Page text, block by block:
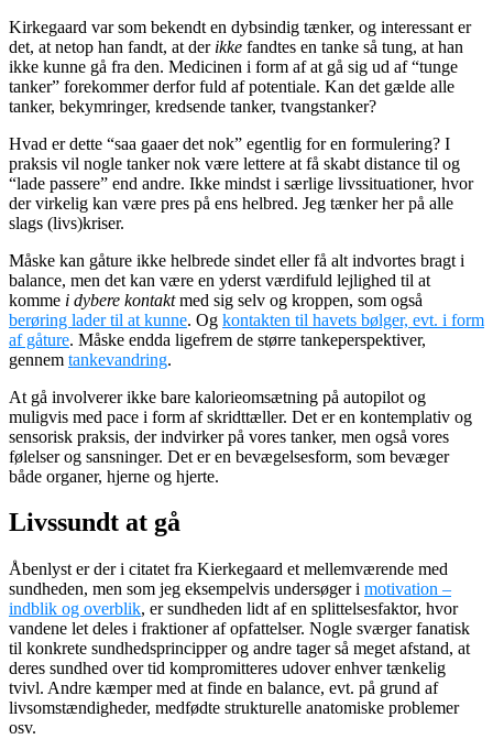
Kirkegaard var som bekendt en dybsindig tænker, og interessant er
det, at netop han fandt, at der ikke fandtes en tanke så tung, at han
ikke kunne gå fra den. Medicinen i form af at gå sig ud af “tunge
tanker” forekommer derfor fuld af potentiale. Kan det gælde alle
tanker, bekymringer, kredsende tanker, tvangstanker?
Hvad er dette “saa gaaer det nok” egentlig for en formulering? I
praksis vil nogle tanker nok være lettere at få skabt distance til og
“lade passere” end andre. Ikke mindst i særlige livssituationer, hvor
der virkelig kan være pres på ens helbred. Jeg tænker her på alle
slags (livs)kriser.
Måske kan gåture ikke helbrede sindet eller få alt indvortes bragt i
balance, men det kan være en yderst værdifuld lejlighed til at
komme i dybere kontaktmed sig selv og kroppen, som også
berøring lader til at kunne. Og kontakten til havets bølger, evt. i form
af gåture. Måske endda ligefrem de større tankeperspektiver,
gennem tankevandring.
At gå involverer ikke bare kalorieomsætning på autopilot og
muligvis med pace i form af skridttæller. Det er en kontemplativ og
sensorisk praksis, der indvirker på vores tanker, men også vores
følelser og sansninger. Det er en bevægelsesform, som bevæger
både organer, hjerne og hjerte.
Livssundt at gå
Åbenlyst er der i citatet fra Kierkegaard et mellemværende med
sundheden, men som jeg eksempelvis undersøger i motivation –
indblik og overblik, er sundheden lidt af en splittelsesfaktor, hvor
vandene let deles i fraktioner af opfattelser. Nogle sværger fanatisk
til konkrete sundhedsprincipper og andre tager så meget afstand, at
deres sundhed over tid kompromitteres udover enhver tænkelig
tvivl. Andre kæmper med at finde en balance, evt. på grund af
livsomstændigheder, medfødte strukturelle anatomiske problemer
osv.